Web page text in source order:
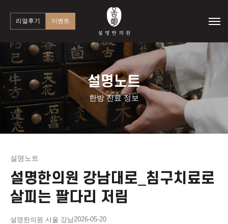
리얼후기 이벤트
설명노트
한방 진료 정보
설명노트
설명한의원 강남대로_침구치료로
살피는 팔다리 저림
설명한의원 서울 강남2026-05-20